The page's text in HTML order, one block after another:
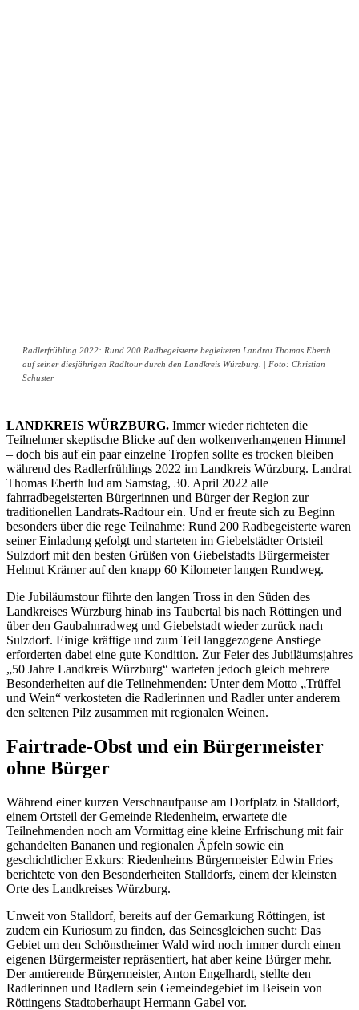
Radlerfrühling 2022: Rund 200 Radbegeisterte begleiteten Landrat Thomas Eberth
auf seiner diesjährigen Radltour durch den Landkreis Würzburg. | Foto: Christian
Schuster
LANDKREIS WÜRZBURG. Immer wieder richteten die
Teilnehmer skeptische Blicke auf den wolkenverhangenen Himmel
– doch bis auf ein paar einzelne Tropfen sollte es trocken bleiben
während des Radlerfrühlings 2022 im Landkreis Würzburg. Landrat
Thomas Eberth lud am Samstag, 30. April 2022 alle
fahrradbegeisterten Bürgerinnen und Bürger der Region zur
traditionellen Landrats-Radtour ein. Und er freute sich zu Beginn
besonders über die rege Teilnahme: Rund 200 Radbegeisterte waren
seiner Einladung gefolgt und starteten im Giebelstädter Ortsteil
Sulzdorf mit den besten Grüßen von Giebelstadts Bürgermeister
Helmut Krämer auf den knapp 60 Kilometer langen Rundweg.
Die Jubiläumstour führte den langen Tross in den Süden des
Landkreises Würzburg hinab ins Taubertal bis nach Röttingen und
über den Gaubahnradweg und Giebelstadt wieder zurück nach
Sulzdorf. Einige kräftige und zum Teil langgezogene Anstiege
erforderten dabei eine gute Kondition. Zur Feier des Jubiläumsjahres
„50 Jahre Landkreis Würzburg“ warteten jedoch gleich mehrere
Besonderheiten auf die Teilnehmenden: Unter dem Motto „Trüffel
und Wein“ verkosteten die Radlerinnen und Radler unter anderem
den seltenen Pilz zusammen mit regionalen Weinen.
Fairtrade-Obst und ein Bürgermeister
ohne Bürger
Während einer kurzen Verschnaufpause am Dorfplatz in Stalldorf,
einem Ortsteil der Gemeinde Riedenheim, erwartete die
Teilnehmenden noch am Vormittag eine kleine Erfrischung mit fair
gehandelten Bananen und regionalen Äpfeln sowie ein
geschichtlicher Exkurs: Riedenheims Bürgermeister Edwin Fries
berichtete von den Besonderheiten Stalldorfs, einem der kleinsten
Orte des Landkreises Würzburg.
Unweit von Stalldorf, bereits auf der Gemarkung Röttingen, ist
zudem ein Kuriosum zu finden, das Seinesgleichen sucht: Das
Gebiet um den Schönstheimer Wald wird noch immer durch einen
eigenen Bürgermeister repräsentiert, hat aber keine Bürger mehr.
Der amtierende Bürgermeister, Anton Engelhardt, stellte den
Radlerinnen und Radlern sein Gemeindegebiet im Beisein von
Röttingens Stadtoberhaupt Hermann Gabel vor.